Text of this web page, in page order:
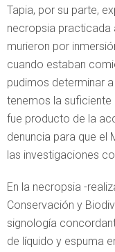
Tapia, por su parte,
necropsia practicada
murieron por
cuando estaban
pudimos determinar
tenemos la suficiente
fue producto de la
denuncia para que el
las investigaciones
En la necropsia -
Conservación y
signología
de líquido y espuma